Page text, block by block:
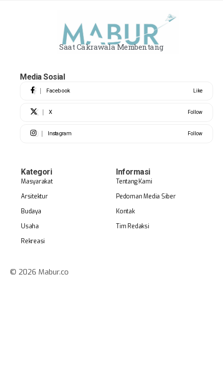
Saat Cakrawala Membentang
Media Sosial
Facebook Like
X Follow
Instagram Follow
Kategori
Masyarakat
Arsitektur
Budaya
Usaha
Rekreasi
Informasi
Tentang Kami
Pedoman Media Siber
Kontak
Tim Redaksi
© 2026 Mabur.co